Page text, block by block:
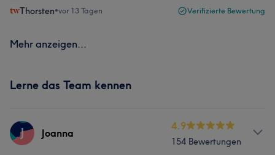
Thorsten•vor 13 Tagen Verifizierte Bewertung
Mehr anzeigen...
Lerne das Team kennen
J Joanna
4.9
154 Bewertungen